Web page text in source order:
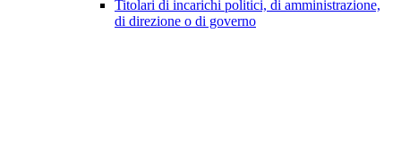
Titolari di incarichi politici, di amministrazione,
di direzione o di governo